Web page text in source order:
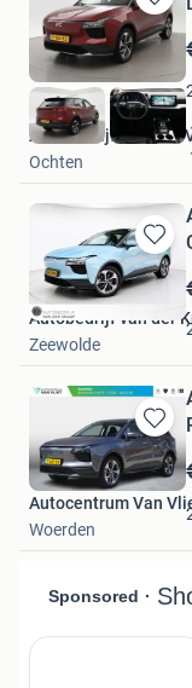
Bewaren
in
Mijn
Autobedrijf Hazet
Ochten
Bewaren
in
Mijn
Autobedrijf van der
Zeewolde
Bewaren
in
Mijn
Autocentrum Van
Woerden